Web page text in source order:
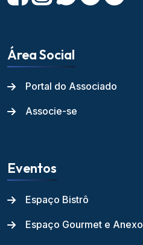
Área Social
Portal do Associado
Associe-se
Eventos
Espaço Bistrô
Espaço Gourmet e Anexo